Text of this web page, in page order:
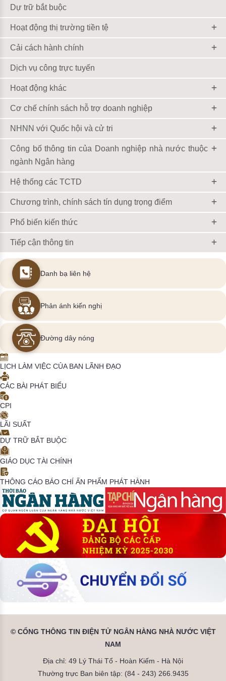
Dự trữ bắt buộc
Hoạt động thị trường tiền tệ
Cải cách hành chính
Dịch vụ công trực tuyến
Hoạt động khác
Cơ chế chính sách hỗ trợ doanh nghiệp
NHNN với Quốc hội và cử tri
Công bố thông tin của Doanh nghiệp nhà nước thuộc
ngành Ngân hàng
Hệ thống các TCTD
Chương trình, chính sách tín dụng trọng điểm
Phổ biến kiến thức
Tiếp cận thông tin
Danh bạ liên hệ
Phản ánh kiến nghị
Đường dây nóng
LỊCH LÀM VIỆC CỦA BAN LÃNH ĐẠO
CÁC BÀI PHÁT BIỂU
CPI
LÃI SUẤT
DỰ TRỮ BẮT BUỘC
GIÁO DỤC TÀI CHÍNH
THÔNG CÁO BÁO CHÍ ẤN PHẨM PHÁT HÀNH
© CỔNG THÔNG TIN ĐIỆN TỬ NGÂN HÀNG NHÀ NƯỚC VIỆT
NAM
Địa chỉ: 49 Lý Thái Tổ - Hoàn Kiếm - Hà Nội
Thường trực Ban biên tập: (84 - 243) 266.9435